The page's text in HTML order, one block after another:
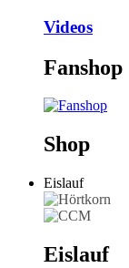
Videos
Fanshop
Shop
Eislauf
Eislauf